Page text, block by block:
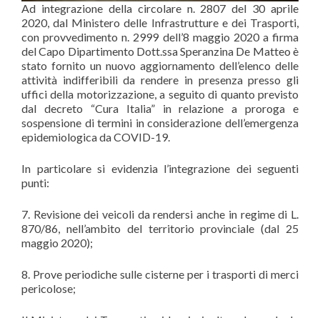
Ad integrazione della circolare n. 2807 del 30 aprile
2020, dal Ministero delle Infrastrutture e dei Trasporti,
con provvedimento n. 2999 dell’8 maggio 2020 a firma
del Capo Dipartimento Dott.ssa Speranzina De Matteo è
stato fornito un nuovo aggiornamento dell’elenco delle
attività indifferibili da rendere in presenza presso gli
uffici della motorizzazione, a seguito di quanto previsto
dal decreto “Cura Italia” in relazione a proroga e
sospensione di termini in considerazione dell’emergenza
epidemiologica da COVID-19.
In particolare si evidenzia l’integrazione dei seguenti
punti:
7. Revisione dei veicoli da rendersi anche in regime di L.
870/86, nell’ambito del territorio provinciale (dal 25
maggio 2020);
8. Prove periodiche sulle cisterne per i trasporti di merci
pericolose;